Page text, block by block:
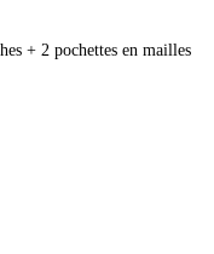
+ 2 pochettes en mailles